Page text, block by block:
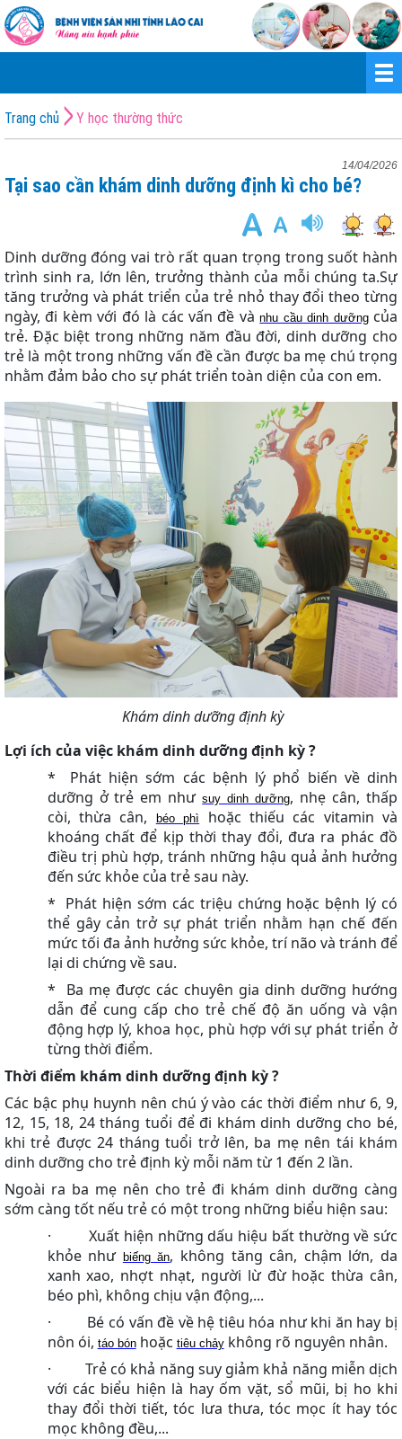
Trang chủ Y học thường thức
14/04/2026
Tại sao cần khám dinh dưỡng định kì cho bé?
Dinh dưỡng đóng vai trò rất quan trọng trong suốt hành
trình sinh ra, lớn lên, trưởng thành của mỗi chúng ta.Sự
tăng trưởng và phát triển của trẻ nhỏ thay đổi theo từng
ngày, đi kèm với đó là các vấn đề vànhu cầu dinh dưỡngcủa
trẻ. Đặc biệt trong những năm đầu đời, dinh dưỡng cho
trẻ là một trong những vấn đề cần được ba mẹ chú trọng
nhằm đảm bảo cho sự phát triển toàn diện của con em.
Khám dinh dưỡng định kỳ
Lợi ích của việc khám dinh dưỡng định kỳ ?
* Phát hiện sớm các bệnh lý phổ biến về dinh
dưỡng ở trẻ em nhưsuy dinh dưỡng, nhẹ cân, thấp
còi, thừa cân,
béo phì
hoặc thiếu các vitamin và
khoáng chất để kịp thời thay đổi, đưa ra phác đồ
điều trị phù hợp, tránh những hậu quả ảnh hưởng
đến sức khỏe của trẻ sau này.
* Phát hiện sớm các triệu chứng hoặc bệnh lý có
thể gây cản trở sự phát triển nhằm hạn chế đến
mức tối đa ảnh hưởng sức khỏe, trí não và tránh để
lại di chứng về sau.
* Ba mẹ được các chuyên gia dinh dưỡng hướng
dẫn để cung cấp cho trẻ chế độ ăn uống và vận
động hợp lý, khoa học, phù hợp với sự phát triển ở
từng thời điểm.
Thời điểm khám dinh dưỡng định kỳ ?
Các bậc phụ huynh nên chú ý vào các thời điểm như 6, 9,
12, 15, 18, 24 tháng tuổi để đi khám dinh dưỡng cho bé,
khi trẻ được 24 tháng tuổi trở lên, ba mẹ nên tái khám
dinh dưỡng cho trẻ định kỳ mỗi năm từ 1 đến 2 lần.
Ngoài ra ba mẹ nên cho trẻ đi khám dinh dưỡng càng
sớm càng tốt nếu trẻ có một trong những biểu hiện sau:
·
Xuất hiện những dấu hiệu bất thường về sức
khỏe như biếng ăn, không tăng cân, chậm lớn, da
xanh xao, nhợt nhạt, người lừ đừ hoặc thừa cân,
béo phì, không chịu vận động,...
·
Bé có vấn đề về hệ tiêu hóa như khi ăn hay bị
nôn ói, táo bónhoặc tiêu chảykhông rõ nguyên nhân.
·
Trẻ có khả năng suy giảm khả năng miễn dịch
với các biểu hiện là hay ốm vặt, sổ mũi, bị ho khi
thay đổi thời tiết, tóc lưa thưa, tóc mọc ít hay tóc
mọc không đều,...